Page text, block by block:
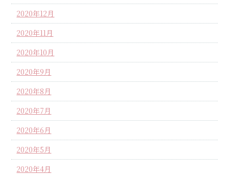
2020年12月
2020年11月
2020年10月
2020年9月
2020年8月
2020年7月
2020年6月
2020年5月
2020年4月